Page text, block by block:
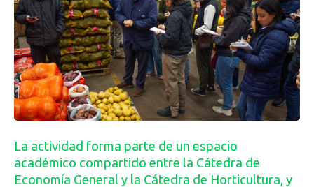
La actividad forma parte de un espacio
académico compartido entre la Cátedra de
Economía General y la Cátedra de Horticultura, y